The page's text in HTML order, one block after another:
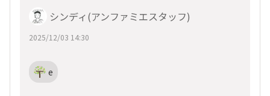
シンディ(アンファミエスタッフ)
2025/12/03 14:30
e